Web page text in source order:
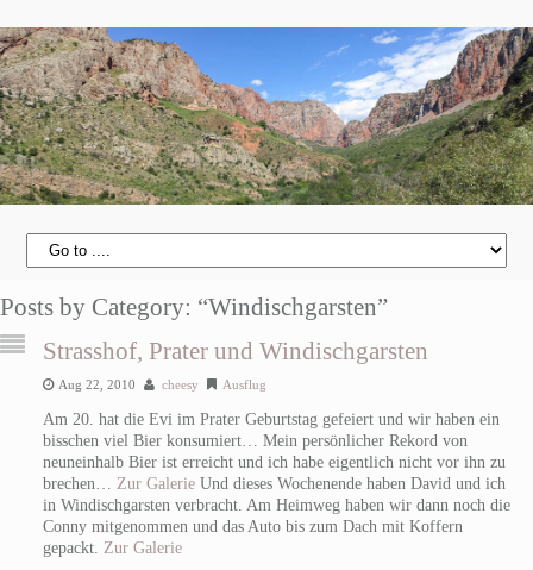
Posts by Category: “Windischgarsten”
Strasshof, Prater und Windischgarsten
Aug 22, 2010 cheesy Ausflug
Am 20. hat die Evi im Prater Geburtstag gefeiert und wir haben ein
bisschen viel Bier konsumiert… Mein persönlicher Rekord von
neuneinhalb Bier ist erreicht und ich habe eigentlich nicht vor ihn zu
brechen… Zur GalerieUnd dieses Wochenende haben David und ich
in Windischgarsten verbracht. Am Heimweg haben wir dann noch die
Conny mitgenommen und das Auto bis zum Dach mit Koffern
gepackt. Zur Galerie